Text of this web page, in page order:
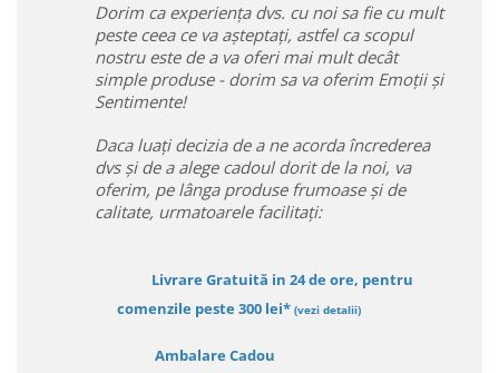
Dorim ca experiența dvs. cu noi sa fie cu mult
peste ceea ce va așteptați, astfel ca scopul
nostru este de a va oferi mai mult decât
simple produse - dorim sa va oferim Emoții și
Sentimente!
Daca luați decizia de a ne acorda încrederea
dvs și de a alege cadoul dorit de la noi, va
oferim, pe lânga produse frumoase și de
calitate, urmatoarele facilitați:
Livrare Gratuită in 24 de ore, pentru
comenzile peste 300 lei* (vezi detalii)
Ambalare Cadou